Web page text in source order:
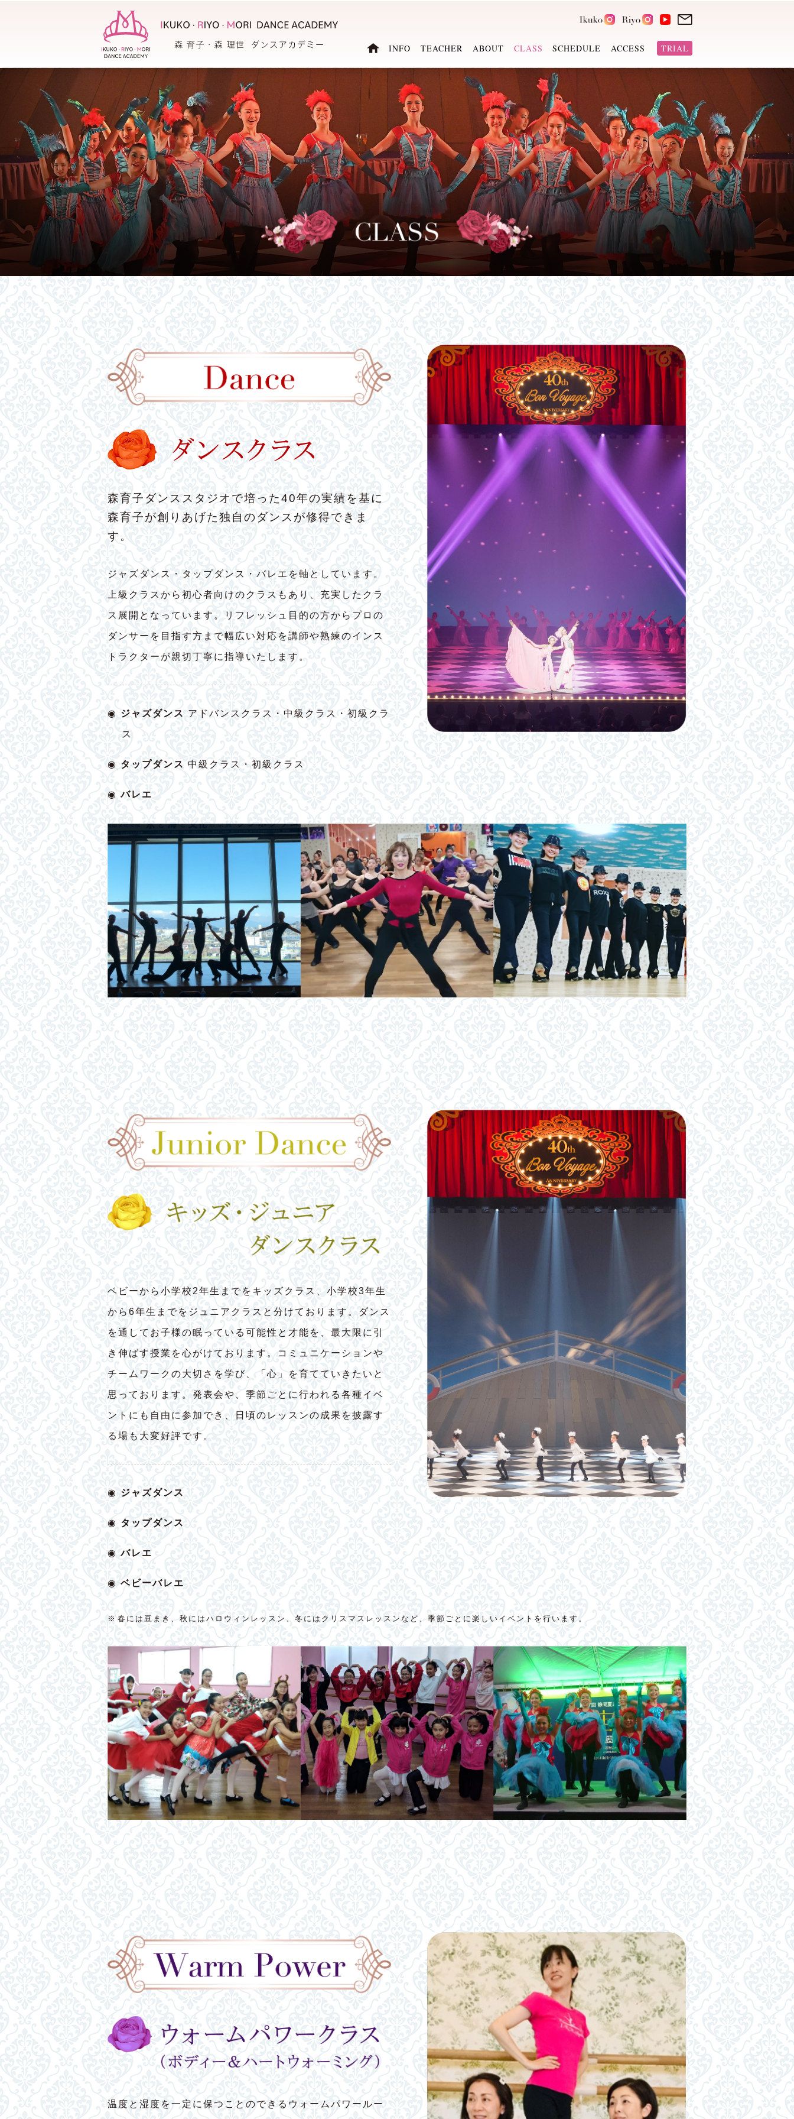
INFO TEACHER ABOUT CLASS SCHEDULE ACCESS TRIAL
森育子ダンススタジオで培った40年の実績を基に
森育子が創りあげた独自のダンスが修得できま
す。
ジャズダンス・タップダンス・バレエを軸としています。
上級クラスから初心者向けのクラスもあり、充実したクラ
ス展開となっています。リフレッシュ目的の方からプロの
ダンサーを目指す方まで幅広い対応を講師や熟練のインス
トラクターが親切丁寧に指導いたします。
◉ ジャズダンスアドバンスクラス・中級クラス・初級クラ
ス
◉ タップダンス 中級クラス・初級クラス
◉バレエ
ベビーから小学校2年生までをキッズクラス、小学校3年生
から6年生までをジュニアクラスと分けております。ダンス
を通してお子様の眠っている可能性と才能を、最大限に引
き伸ばす授業を心がけております。コミュニケーションや
チームワークの大切さを学び、「心」を育てていきたいと
思っております。発表会や、季節ごとに行われる各種イベ
ントにも自由に参加でき、日頃のレッスンの成果を披露す
る場も大変好評です。
◉ ジャズダンス
◉ タップダンス
◉バレエ
◉ベビーバレエ
※春には豆まき、秋にはハロウィンレッスン、冬にはクリスマスレッスンなど、季節ごとに楽しいイベントを行います。
温度と湿度を一定に保つことのできるウォームパワールー